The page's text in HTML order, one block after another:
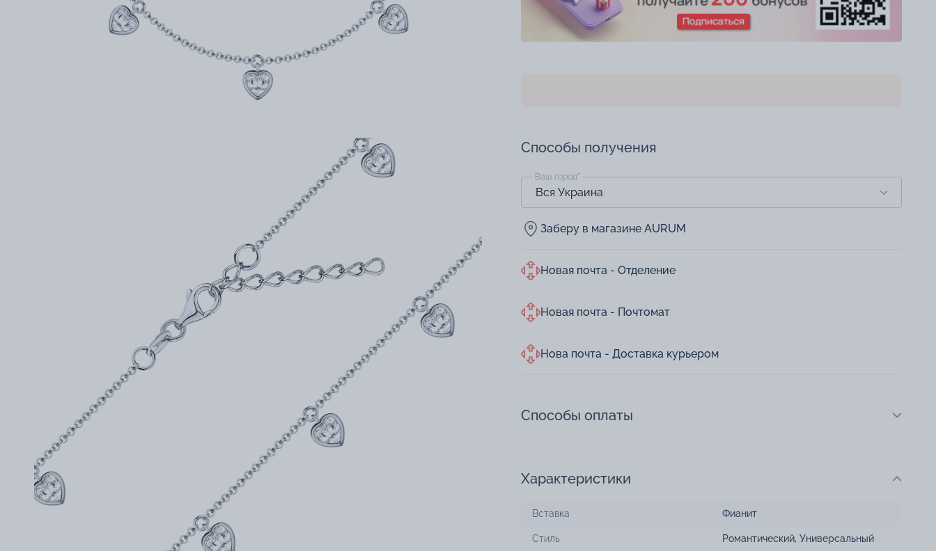
Способы получения
Ваш город*
Заберу в магазине AURUM
Новая почта - Отделение
Новая почта - Почтомат
Нова почта - Доставка курьером
Способы оплаты
Характеристики
Вставка Фианит
Стиль Романтический, Универсальный